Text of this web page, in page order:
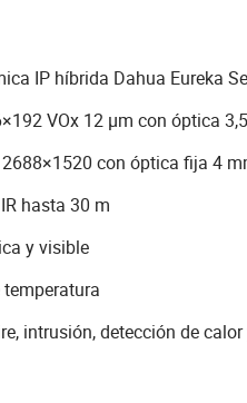
IP híbrida Dahua Eureka
VOx 12 µm con óptica
con óptica fija 4
hasta 30 m
y visible
intrusión, detección de